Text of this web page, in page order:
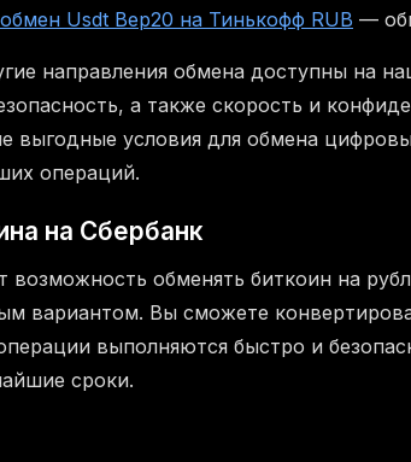
Usdt Bep20 на Тинькофф RUB —
направления обмена доступны на
а также скорость и
выгодные условия для обмена
операций.
на Сбербанк
возможность обменять биткоин на
вариантом. Вы сможете
выполняются быстро и
сроки.